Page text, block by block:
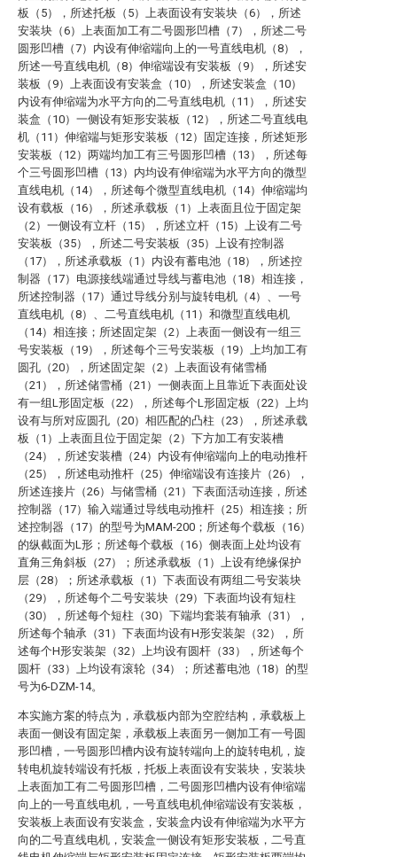
板（5），所述托板（5）上表面设有安装块（6），所述
安装块（6）上表面加工有二号圆形凹槽（7），所述二号
圆形凹槽（7）内设有伸缩端向上的一号直线电机（8），
所述一号直线电机（8）伸缩端设有安装板（9），所述安
装板（9）上表面设有安装盒（10），所述安装盒（10）
内设有伸缩端为水平方向的二号直线电机（11），所述安
装盒（10）一侧设有矩形安装板（12），所述二号直线电
机（11）伸缩端与矩形安装板（12）固定连接，所述矩形
安装板（12）两端均加工有三号圆形凹槽（13），所述每
个三号圆形凹槽（13）内均设有伸缩端为水平方向的微型
直线电机（14），所述每个微型直线电机（14）伸缩端均
设有载板（16），所述承载板（1）上表面且位于固定架
（2）一侧设有立杆（15），所述立杆（15）上设有二号
安装板（35），所述二号安装板（35）上设有控制器
（17），所述承载板（1）内设有蓄电池（18），所述控
制器（17）电源接线端通过导线与蓄电池（18）相连接，
所述控制器（17）通过导线分别与旋转电机（4）、一号
直线电机（8）、二号直线电机（11）和微型直线电机
（14）相连接；所述固定架（2）上表面一侧设有一组三
号安装板（19），所述每个三号安装板（19）上均加工有
圆孔（20），所述固定架（2）上表面设有储雪桶
（21），所述储雪桶（21）一侧表面上且靠近下表面处设
有一组L形固定板（22），所述每个L形固定板（22）上均
设有与所对应圆孔（20）相匹配的凸柱（23），所述承载
板（1）上表面且位于固定架（2）下方加工有安装槽
（24），所述安装槽（24）内设有伸缩端向上的电动推杆
（25），所述电动推杆（25）伸缩端设有连接片（26），
所述连接片（26）与储雪桶（21）下表面活动连接，所述
控制器（17）输入端通过导线电动推杆（25）相连接；所
述控制器（17）的型号为MAM-200；所述每个载板（16）
的纵截面为L形；所述每个载板（16）侧表面上处均设有
直角三角斜板（27）；所述承载板（1）上设有绝缘保护
层（28）；所述承载板（1）下表面设有两组二号安装块
（29），所述每个二号安装块（29）下表面均设有短柱
（30），所述每个短柱（30）下端均套装有轴承（31），
所述每个轴承（31）下表面均设有H形安装架（32），所
述每个H形安装架（32）上均设有圆杆（33），所述每个
圆杆（33）上均设有滚轮（34）；所述蓄电池（18）的型
号为6-DZM-14。
本实施方案的特点为，承载板内部为空腔结构，承载板上
表面一侧设有固定架，承载板上表面另一侧加工有一号圆
形凹槽，一号圆形凹槽内设有旋转端向上的旋转电机，旋
转电机旋转端设有托板，托板上表面设有安装块，安装块
上表面加工有二号圆形凹槽，二号圆形凹槽内设有伸缩端
向上的一号直线电机，一号直线电机伸缩端设有安装板，
安装板上表面设有安装盒，安装盒内设有伸缩端为水平方
向的二号直线电机，安装盒一侧设有矩形安装板，二号直